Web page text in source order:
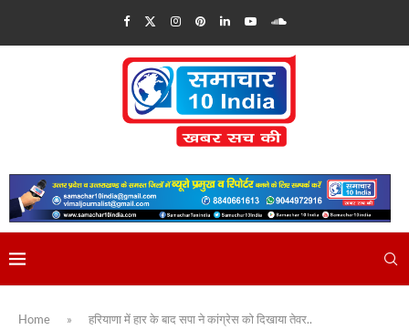
Home » हरियाणा में हार के बाद सपा ने कांग्रेस को दिखाया तेवर..